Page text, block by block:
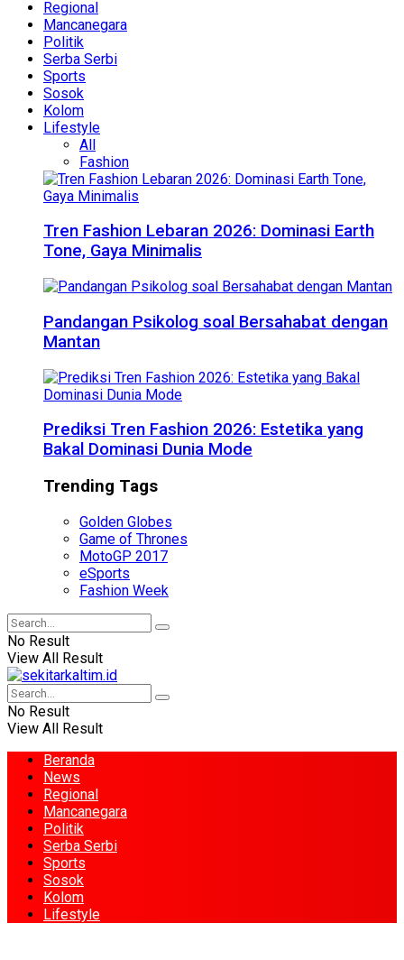
Regional
Mancanegara
Politik
Serba Serbi
Sports
Sosok
Kolom
Lifestyle
All
Fashion
Tren Fashion Lebaran 2026: Dominasi Earth
Tone, Gaya Minimalis
Pandangan Psikolog soal Bersahabat dengan
Mantan
Prediksi Tren Fashion 2026: Estetika yang
Bakal Dominasi Dunia Mode
Trending Tags
Golden Globes
Game of Thrones
MotoGP 2017
eSports
Fashion Week
No Result
View All Result
No Result
View All Result
Beranda
News
Regional
Mancanegara
Politik
Serba Serbi
Sports
Sosok
Kolom
Lifestyle